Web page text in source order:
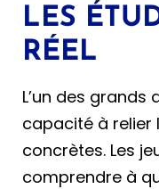
LES
RÉEL
L’un des grands
capacité à relier
concrètes. Les
comprendre à